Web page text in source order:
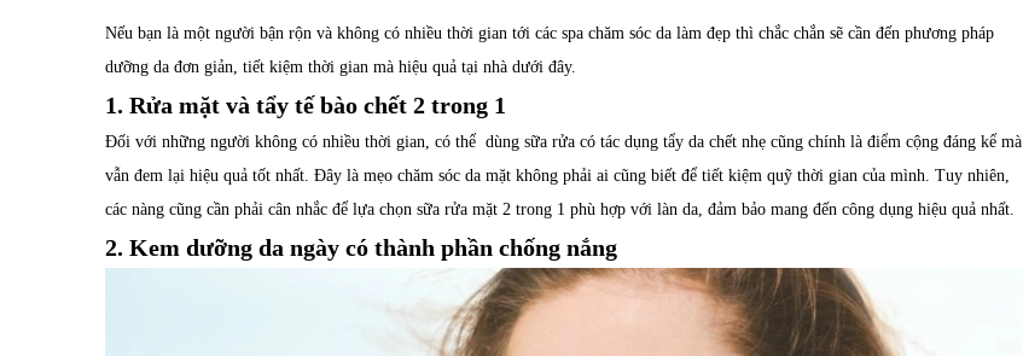
Nếu bạn là một người bận rộn và không có nhiều thời gian tới các spa chăm sóc da làm đẹp thì chắc chắn sẽ cần đến phương pháp
dưỡng da đơn giản, tiết kiệm thời gian mà hiệu quả tại nhà dưới đây.
1. Rửa mặt và tẩy tế bào chết 2 trong 1
Đối với những người không có nhiều thời gian, có thể dùng sữa rửa có tác dụng tẩy da chết nhẹ cũng chính là điểm cộng đáng kể mà
vẫn đem lại hiệu quả tốt nhất. Đây là mẹo chăm sóc da mặt không phải ai cũng biết để tiết kiệm quỹ thời gian của mình. Tuy nhiên,
các nàng cũng cần phải cân nhắc để lựa chọn sữa rửa mặt 2 trong 1 phù hợp với làn da, đảm bảo mang đến công dụng hiệu quả nhất.
2. Kem dưỡng da ngày có thành phần chống nắng